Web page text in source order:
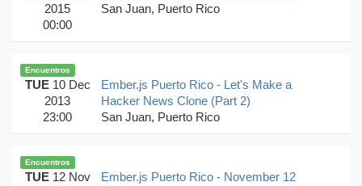
2015
00:00
San Juan, Puerto Rico
Encuentros
TUE10 Dec
2013
23:00
Ember.js Puerto Rico - Let's Make a
Hacker News Clone (Part 2)
San Juan, Puerto Rico
Encuentros
TUE12 Nov
Ember.js Puerto Rico - November 12